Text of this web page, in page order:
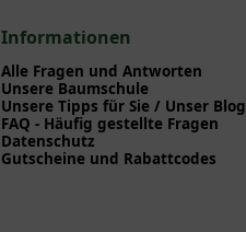
Informationen
Alle Fragen und Antworten
Unsere Baumschule
Unsere Tipps für Sie / Unser Blog
FAQ - Häufig gestellte Fragen
Datenschutz
Gutscheine und Rabattcodes